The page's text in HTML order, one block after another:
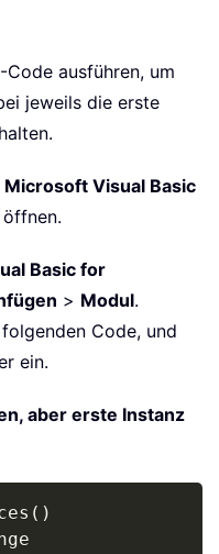
ausführen, um
jeweils die erste
Microsoft Visual Basic
Basic for
> Modul.
Code, und
ein.
aber erste Instanz
( )